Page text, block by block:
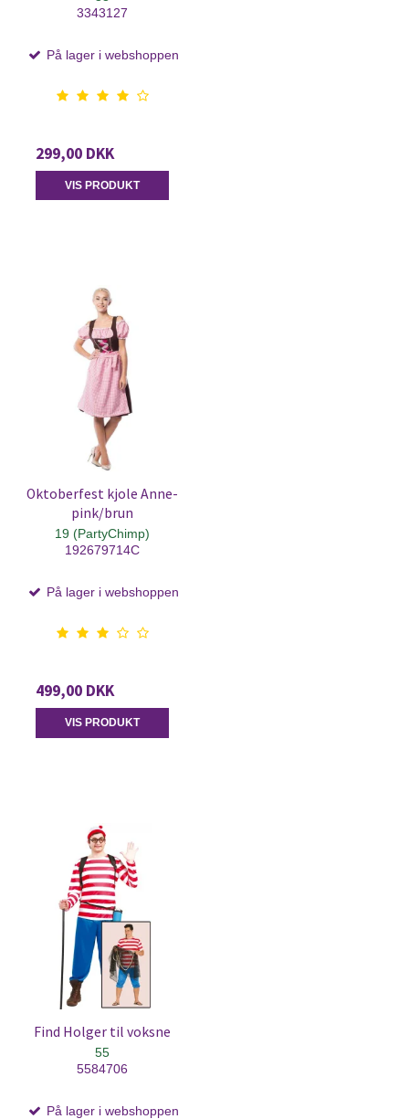
3343127
På lager i webshoppen
299,00 DKK
VIS PRODUKT
Oktoberfest kjole Anne-
pink/brun
19 (PartyChimp)
192679714C
På lager i webshoppen
499,00 DKK
VIS PRODUKT
Find Holger til voksne
55
5584706
På lager i webshoppen